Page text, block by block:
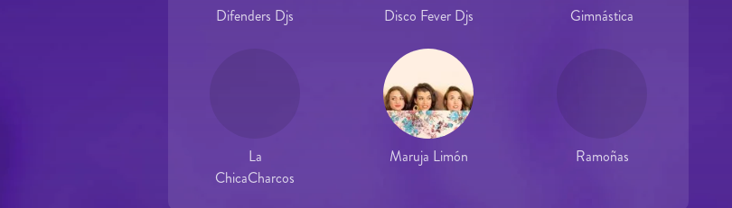
Difenders Djs Disco Fever Djs Gimnástica
La
ChicaCharcos
Maruja Limón Ramoñas